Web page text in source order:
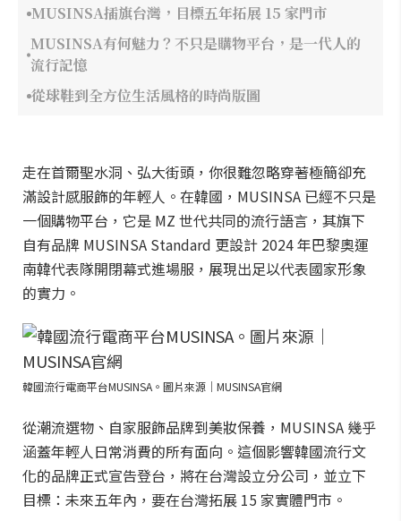
MUSINSA插旗台灣，目標五年拓展 15 家門市
MUSINSA有何魅力？不只是購物平台，是一代人的
流行記憶
從球鞋到全方位生活風格的時尚版圖
走在首爾聖水洞、弘大街頭，你很難忽略穿著極簡卻充
滿設計感服飾的年輕人。在韓國，MUSINSA 已經不只是
一個購物平台，它是 MZ 世代共同的流行語言，其旗下
自有品牌 MUSINSA Standard 更設計 2024 年巴黎奧運
南韓代表隊開閉幕式進場服，展現出足以代表國家形象
的實力。
韓國流行電商平台MUSINSA。圖片來源｜MUSINSA官網
從潮流選物、自家服飾品牌到美妝保養，MUSINSA 幾乎
涵蓋年輕人日常消費的所有面向。這個影響韓國流行文
化的品牌正式宣告登台，將在台灣設立分公司，並立下
目標：未來五年內，要在台灣拓展 15 家實體門市。